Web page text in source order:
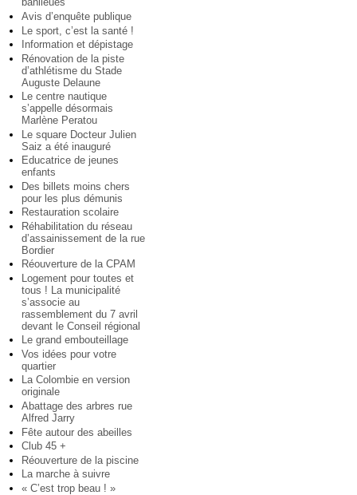
Avis d’enquête publique
Le sport, c’est la santé !
Information et dépistage
Rénovation de la piste
d’athlétisme du Stade
Auguste Delaune
Le centre nautique
s’appelle désormais
Marlène Peratou
Le square Docteur Julien
Saiz a été inauguré
Educatrice de jeunes
enfants
Des billets moins chers
pour les plus démunis
Restauration scolaire
Réhabilitation du réseau
d’assainissement de la rue
Bordier
Réouverture de la CPAM
Logement pour toutes et
tous ! La municipalité
s’associe au
rassemblement du 7 avril
devant le Conseil régional
Le grand embouteillage
Vos idées pour votre
quartier
La Colombie en version
originale
Abattage des arbres rue
Alfred Jarry
Fête autour des abeilles
Club 45 +
Réouverture de la piscine
La marche à suivre
« C’est trop beau ! »